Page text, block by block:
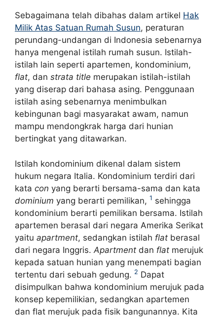
Sebagaimana telah dibahas dalam artikel Hak
Milik Atas Satuan Rumah Susun, peraturan
perundang-undangan di Indonesia sebenarnya
hanya mengenal istilah rumah susun. Istilah-
istilah lain seperti apartemen, kondominium,
flat, dan strata title merupakan istilah-istilah
yang diserap dari bahasa asing. Penggunaan
istilah asing sebenarnya menimbulkan
kebingunan bagi masyarakat awam, namun
mampu mendongkrak harga dari hunian
bertingkat yang ditawarkan.
Istilah kondominium dikenal dalam sistem
hukum negara Italia. Kondominium terdiri dari
kata con yang berarti bersama-sama dan kata
dominium yang berarti pemilikan, 1 sehingga
kondominium berarti pemilikan bersama. Istilah
apartemen berasal dari negara Amerika Serikat
yaitu apartment, sedangkan istilah flat berasal
dari negara Inggris. Apartment dan flat merujuk
kepada satuan hunian yang menempati bagian
tertentu dari sebuah gedung. 2 Dapat
disimpulkan bahwa kondominium merujuk pada
konsep kepemilikian, sedangkan apartemen
dan flat merujuk pada fisik bangunannya. Kita